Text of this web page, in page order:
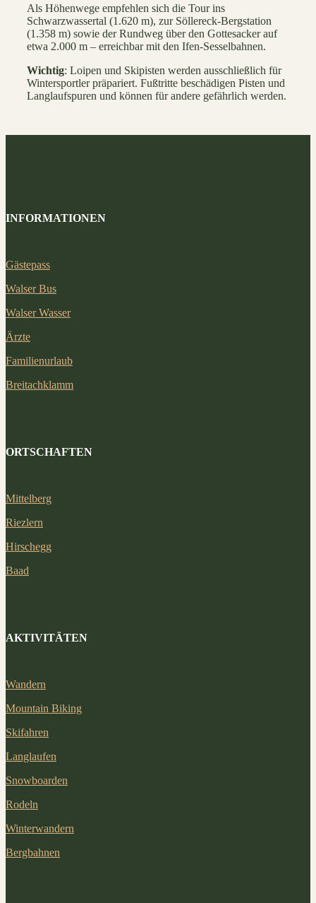
Als Höhenwege empfehlen sich die Tour ins
Schwarzwassertal (1.620 m), zur Söllereck-Bergstation
(1.358 m) sowie der Rundweg über den Gottesacker auf
etwa 2.000 m – erreichbar mit den Ifen-Sesselbahnen.
Wichtig: Loipen und Skipisten werden ausschließlich für
Wintersportler präpariert. Fußtritte beschädigen Pisten und
Langlaufspuren und können für andere gefährlich werden.
INFORMATIONEN
Gästepass
Walser Bus
Walser Wasser
Ärzte
Familienurlaub
Breitachklamm
ORTSCHAFTEN
Mittelberg
Riezlern
Hirschegg
Baad
AKTIVITÄTEN
Wandern
Mountain Biking
Skifahren
Langlaufen
Snowboarden
Rodeln
Winterwandern
Bergbahnen